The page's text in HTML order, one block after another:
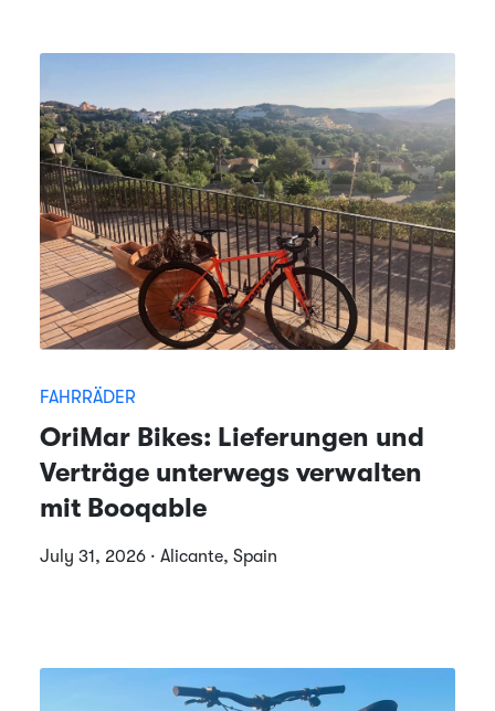
FAHRRÄDER
OriMar Bikes: Lieferungen und
Verträge unterwegs verwalten
mit Booqable
July 31, 2026 · Alicante, Spain